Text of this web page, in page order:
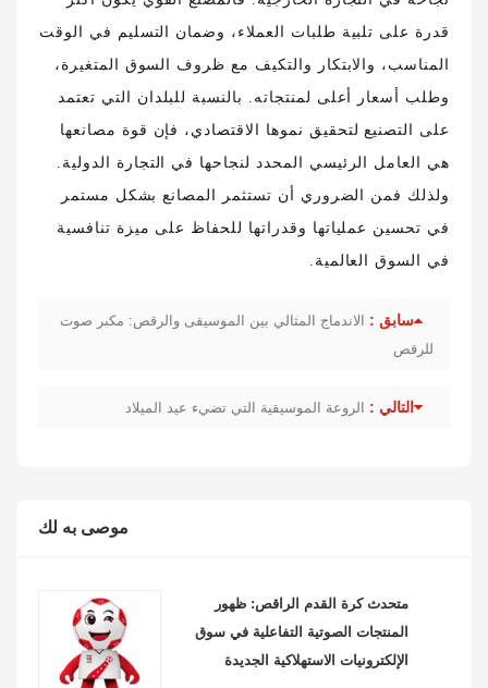
قدرة على تلبية طلبات العملاء، وضمان التسليم في الوقت
المناسب، والابتكار والتكيف مع ظروف السوق المتغيرة،
وطلب أسعار أعلى لمنتجاته. بالنسبة للبلدان التي تعتمد
على التصنيع لتحقيق نموها الاقتصادي، فإن قوة مصانعها
هي العامل الرئيسي المحدد لنجاحها في التجارة الدولية.
ولذلك فمن الضروري أن تستثمر المصانع بشكل مستمر
في تحسين عملياتها وقدراتها للحفاظ على ميزة تنافسية
في السوق العالمية.
سابق :
الاندماج المثالي بين الموسيقى والرقص: مكبر صوت
للرقص
التالي : الروعة الموسيقية التي تضيء عيد الميلاد
موصى به لك
متحدث كرة القدم الراقص: ظهور
المنتجات الصوتية التفاعلية في سوق
الإلكترونيات الاستهلاكية الجديدة